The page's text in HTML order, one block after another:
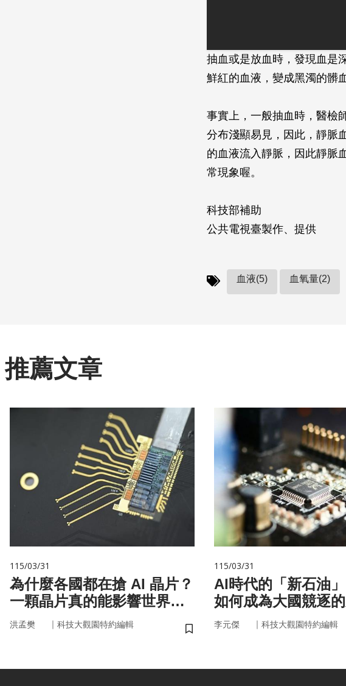
抽血或是放血時，發現血是
鮮紅的血液，變成黑濁的髒
事實上，一般抽血時，醫檢
分布淺顯易見，因此，靜脈
的血液流入靜脈，因此靜脈
常現象喔。
科技部補助
公共電視臺製作、提供
血液(5) 血氧量(2)
推薦文章
115/03/31
為什麼各國都在搶 AI 晶片？
一顆晶片真的能影響世界
嗎？
洪孟樊 ｜ 科技大觀園特約編輯
儲存書籤
115/03/31
AI時代的「新石油
如何成為大國競逐
李元傑 ｜ 科技大觀園特約編輯